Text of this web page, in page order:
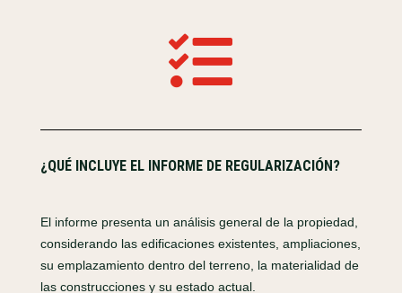

¿QUÉ INCLUYE EL INFORME DE REGULARIZACIÓN?
El informe presenta un análisis general de la propiedad,
considerando las edificaciones existentes, ampliaciones,
su emplazamiento dentro del terreno, la materialidad de
las construcciones y su estado actual.